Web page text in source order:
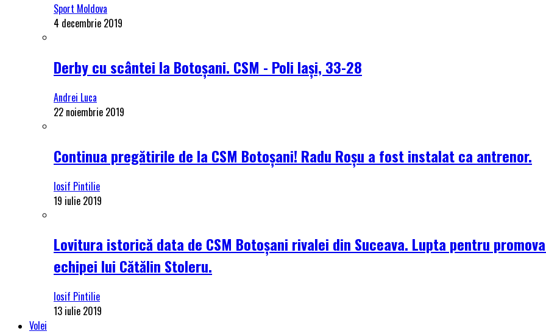
Sport Moldova
4 decembrie 2019
Derby cu scântei la Botoșani. CSM - Poli Iași, 33-28
Andrei Luca
22 noiembrie 2019
Continua pregătirile de la CSM Botoșani! Radu Roșu a fost instalat ca antrenor.
Iosif Pintilie
19 iulie 2019
Lovitura istorică data de CSM Botoșani rivalei din Suceava. Lupta pentru
echipei lui Cătălin Stoleru.
Iosif Pintilie
13 iulie 2019
Volei